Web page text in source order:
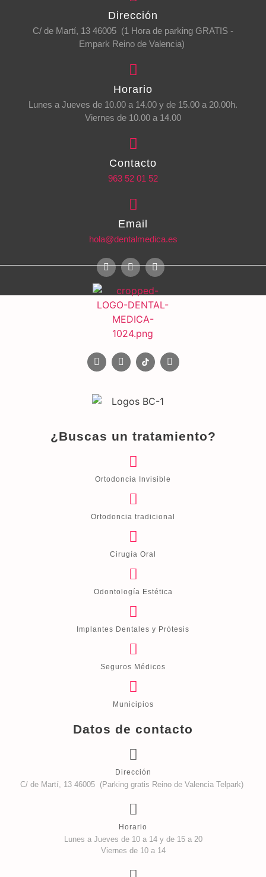
Dirección
C/ de Martí, 13 46005 (1 Hora de parking GRATIS -
Empark Reino de Valencia)
Horario
Lunes a Jueves de 10.00 a 14.00 y de 15.00 a 20.00h.
Viernes de 10.00 a 14.00
Contacto
963 52 01 52
Email
hola@dentalmedica.es
¿Buscas un tratamiento?
Ortodoncia Invisible
Ortodoncia tradicional
Cirugía Oral
Odontología Estética
Implantes Dentales y Prótesis
Seguros Médicos
Municipios
Datos de contacto
Dirección
C/ de Martí, 13 46005 (Parking gratis Reino de Valencia Telpark)
Horario
Lunes a Jueves de 10 a 14 y de 15 a 20
Viernes de 10 a 14